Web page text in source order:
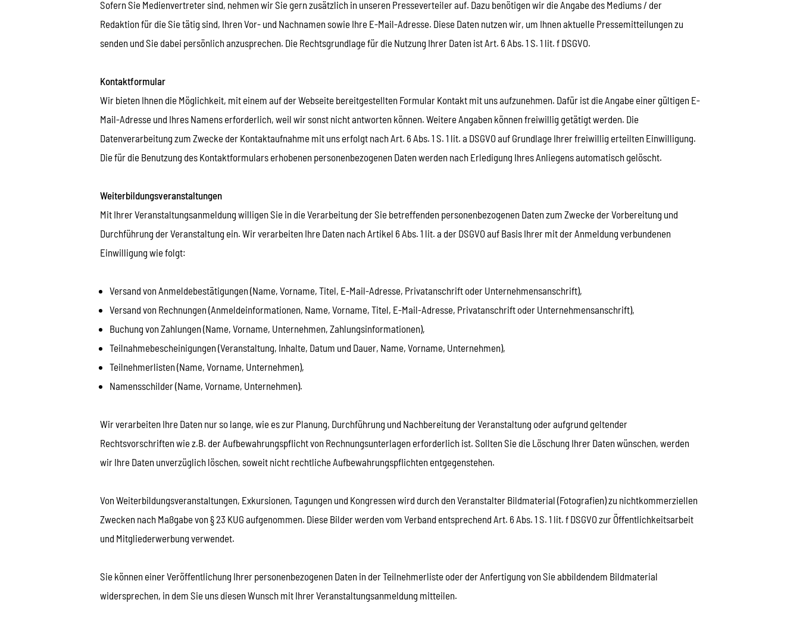
Sofern Sie Medienvertreter sind, nehmen wir Sie gern zusätzlich in unseren Presseverteiler auf. Dazu benötigen wir die Angabe des Mediums / der
Redaktion für die Sie tätig sind, Ihren Vor- und Nachnamen sowie Ihre E-Mail-Adresse. Diese Daten nutzen wir, um Ihnen aktuelle Pressemitteilungen zu
senden und Sie dabei persönlich anzusprechen. Die Rechtsgrundlage für die Nutzung Ihrer Daten ist Art. 6 Abs. 1 S. 1 lit. f DSGVO.
Kontaktformular
Wir bieten Ihnen die Möglichkeit, mit einem auf der Webseite bereitgestellten Formular Kontakt mit uns aufzunehmen. Dafür ist die Angabe einer gültigen E-
Mail-Adresse und Ihres Namens erforderlich, weil wir sonst nicht antworten können. Weitere Angaben können freiwillig getätigt werden. Die
Datenverarbeitung zum Zwecke der Kontaktaufnahme mit uns erfolgt nach Art. 6 Abs. 1 S. 1 lit. a DSGVO auf Grundlage Ihrer freiwillig erteilten Einwilligung.
Die für die Benutzung des Kontaktformulars erhobenen personenbezogenen Daten werden nach Erledigung Ihres Anliegens automatisch gelöscht.
Weiterbildungsveranstaltungen
Mit Ihrer Veranstaltungsanmeldung willigen Sie in die Verarbeitung der Sie betreffenden personenbezogenen Daten zum Zwecke der Vorbereitung und
Durchführung der Veranstaltung ein. Wir verarbeiten Ihre Daten nach Artikel 6 Abs. 1 lit. a der DSGVO auf Basis Ihrer mit der Anmeldung verbundenen
Einwilligung wie folgt:
Versand von Anmeldebestätigungen (Name, Vorname, Titel, E-Mail-Adresse, Privatanschrift oder Unternehmensanschrift),
Versand von Rechnungen (Anmeldeinformationen, Name, Vorname, Titel, E-Mail-Adresse, Privatanschrift oder Unternehmensanschrift),
Buchung von Zahlungen (Name, Vorname, Unternehmen, Zahlungsinformationen),
Teilnahmebescheinigungen (Veranstaltung, Inhalte, Datum und Dauer, Name, Vorname, Unternehmen),
Teilnehmerlisten (Name, Vorname, Unternehmen),
Namensschilder (Name, Vorname, Unternehmen).
Wir verarbeiten Ihre Daten nur so lange, wie es zur Planung, Durchführung und Nachbereitung der Veranstaltung oder aufgrund geltender
Rechtsvorschriften wie z.B. der Aufbewahrungspflicht von Rechnungsunterlagen erforderlich ist. Sollten Sie die Löschung Ihrer Daten wünschen, werden
wir Ihre Daten unverzüglich löschen, soweit nicht rechtliche Aufbewahrungspflichten entgegenstehen.
Von Weiterbildungsveranstaltungen, Exkursionen, Tagungen und Kongressen wird durch den Veranstalter Bildmaterial (Fotografien) zu nichtkommerziellen
Zwecken nach Maßgabe von § 23 KUG aufgenommen. Diese Bilder werden vom Verband entsprechend Art. 6 Abs. 1 S. 1 lit. f DSGVO zur Öffentlichkeitsarbeit
und Mitgliederwerbung verwendet.
Sie können einer Veröffentlichung Ihrer personenbezogenen Daten in der Teilnehmerliste oder der Anfertigung von Sie abbildendem Bildmaterial
widersprechen, in dem Sie uns diesen Wunsch mit Ihrer Veranstaltungsanmeldung mitteilen.